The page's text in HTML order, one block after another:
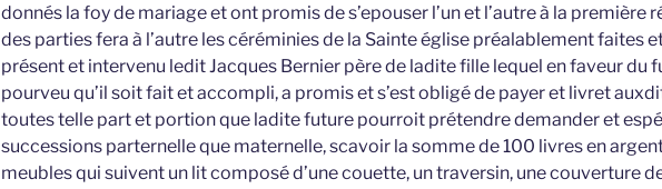
donnés la foy de mariage et ont promis de s’epouser l’un et l’autre à la première
des parties fera à l’autre les céréminies de la Sainte église préalablement faites
présent et intervenu ledit Jacques Bernier père de ladite fille lequel en faveur du
pourveu qu’il soit fait et accompli, a promis et s’est obligé de payer et livret
toutes telle part et portion que ladite future pourroit prétendre demander et
successions parternelle que maternelle, scavoir la somme de 100 livres en
meubles qui suivent un lit composé d’une couette, un traversin, une couverture